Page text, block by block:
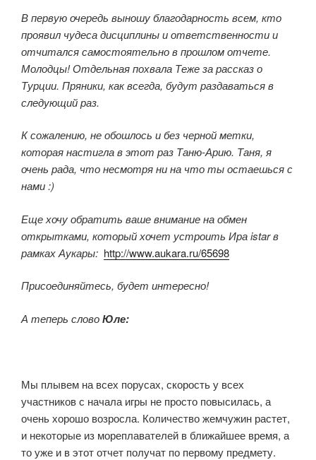
В первую очередь выношу благодарность всем, кто
проявил чудеса дисциплины и ответственности и
отчитался самостоятельно в прошлом отчете.
Молодцы! Отдельная похвала Теже за рассказ о
Турции. Пряники, как всегда, будут раздаваться в
следующий раз.
К сожалению, не обошлось и без черной метки,
которая настигла в этот раз Таню-Арию. Таня, я
очень рада, что несмотря ни на что ты остаешься с
нами :)
Еще хочу обратить ваше внимание на обмен
открытками, который хочет устроить Ира istar в
рамках Аукары: http://www.aukara.ru/65698
Присоединяйтесь, будет интересно!
А теперь словоЮле:
Мы плывем на всех порусах, скорость у всех
участников с начала игры не просто повысилась, а
очень хорошо возросла. Количество жемчужин растет,
и некоторые из мореплавателей в ближайшее время, а
то уже и в этот отчет получат по первому предмету.